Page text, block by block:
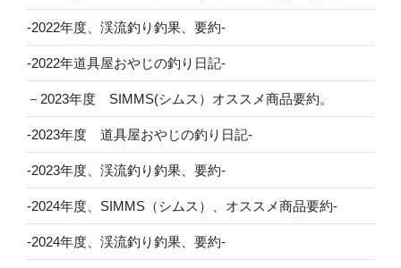
-2022年度、渓流釣り釣果、要約-
-2022年道具屋おやじの釣り日記-
－2023年度 SIMMS(シムス）オススメ商品要約。
-2023年度 道具屋おやじの釣り日記-
-2023年度、渓流釣り釣果、要約-
-2024年度、SIMMS（シムス）、オススメ商品要約-
-2024年度、渓流釣り釣果、要約-